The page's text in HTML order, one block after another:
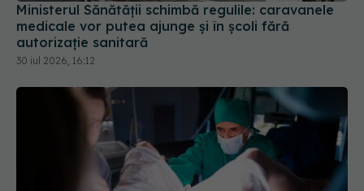
Ministerul Sănătății schimbă regulile: caravanele
medicale vor putea ajunge și în școli fără
autorizație sanitară
30 iul 2026, 16:12